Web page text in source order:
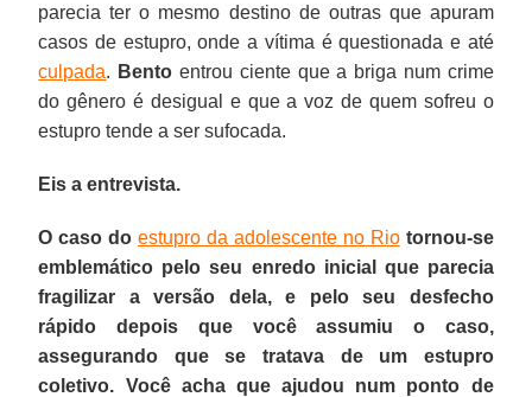
parecia ter o mesmo destino de outras que apuram
casos de estupro, onde a vítima é questionada e até
culpada. Bento entrou ciente que a briga num crime
do gênero é desigual e que a voz de quem sofreu o
estupro tende a ser sufocada.
Eis a entrevista.
O caso doestupro da adolescente no Riotornou-se
emblemático pelo seu enredo inicial que parecia
fragilizar a versão dela, e pelo seu desfecho
rápido depois que você assumiu o caso,
assegurando que se tratava de um estupro
coletivo. Você acha que ajudou num ponto de